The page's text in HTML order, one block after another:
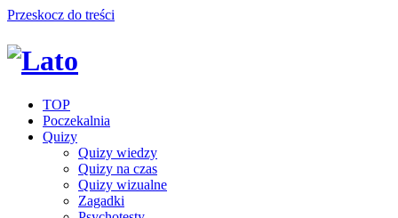
Przeskocz do treści
TOP
Poczekalnia
Quizy
Quizy wiedzy
Quizy na czas
Quizy wizualne
Zagadki